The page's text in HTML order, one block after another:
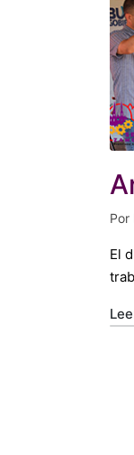
por
Por
El